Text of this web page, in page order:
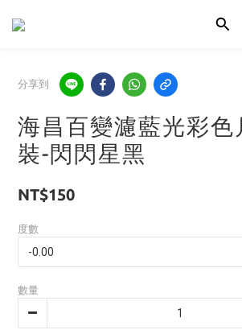
分享到
海昌百變濾藍光彩色
裝-閃閃星黑
NT$150
度數
數量